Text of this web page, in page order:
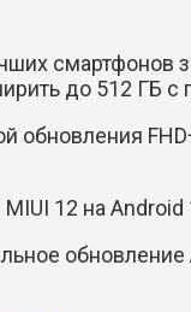
смартфонов
до 512 ГБ с
обновления
12 на